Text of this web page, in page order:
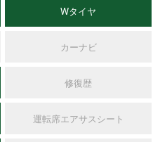
Wタイヤ
カーナビ
修復歴
運転席エアサスシート